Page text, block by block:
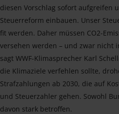
diesen Vorschlag sofort aufgreifen
Steuerreform einbauen. Unser
fit werden. Daher müssen CO2-
versehen werden – und zwar nicht
sagt WWF-Klimasprecher Karl
die Klimaziele verfehlen sollte,
Strafzahlungen ab 2030, die auf
und Steuerzahler gehen. Sowohl
davon stark betroffen.